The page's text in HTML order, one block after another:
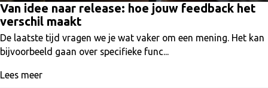
Van idee naar release: hoe jouw feedback het
verschil maakt
De laatste tijd vragen we je wat vaker om een mening. Het kan
bijvoorbeeld gaan over specifieke func...
Lees meer